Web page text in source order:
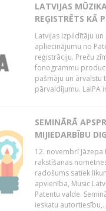
LATVIJAS
REĢISTRĒTS KĀ
Latvijas Izpildītāju
apliecinājumu no
reģistrāciju. Preču
fonogrammu
pašmāju un ārvalstu
pārvaldījumu. LaIPA
SEMINĀRĀ
MIJIEDARBĪBU
12. novembrī
rakstīšanas
radošums satiek
apvienība, Music
Patentu valde.
ieskatu